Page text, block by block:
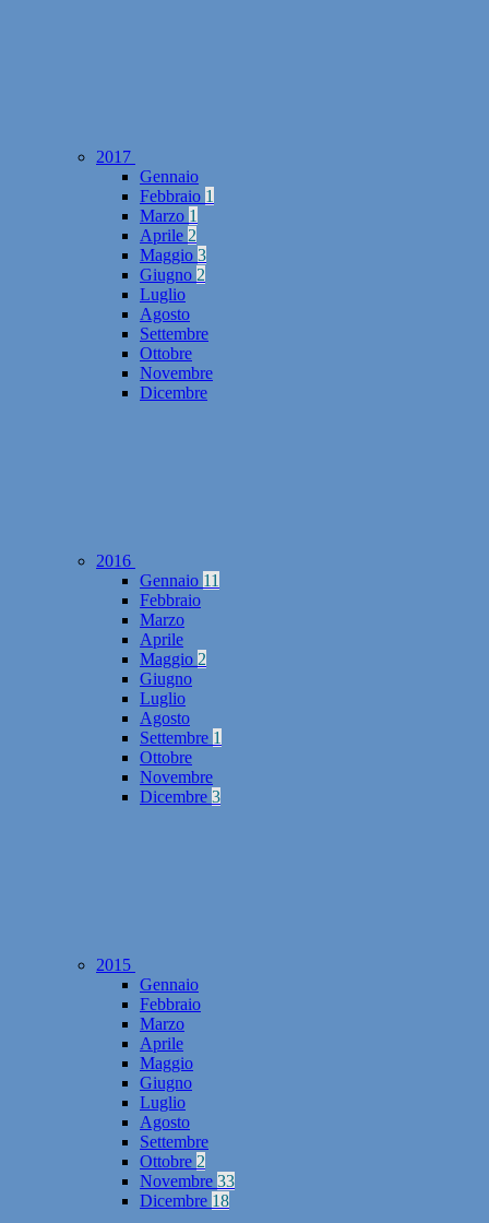
2017
Gennaio
Febbraio 1
Marzo 1
Aprile 2
Maggio 3
Giugno 2
Luglio
Agosto
Settembre
Ottobre
Novembre
Dicembre
2016
Gennaio 11
Febbraio
Marzo
Aprile
Maggio 2
Giugno
Luglio
Agosto
Settembre 1
Ottobre
Novembre
Dicembre 3
2015
Gennaio
Febbraio
Marzo
Aprile
Maggio
Giugno
Luglio
Agosto
Settembre
Ottobre 2
Novembre 33
Dicembre 18